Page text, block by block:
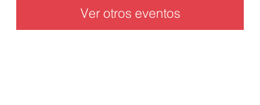
Ver otros eventos